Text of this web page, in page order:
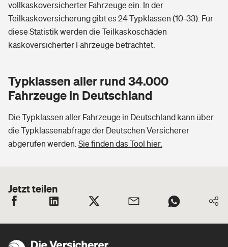
vollkaskoversicherter Fahrzeuge ein. In der
Teilkaskoversicherung gibt es 24 Typklassen (10-33). Für
diese Statistik werden die Teilkaskoschäden
kaskoversicherter Fahrzeuge betrachtet.
Typklassen aller rund 34.000
Fahrzeuge in Deutschland
Die Typklassen aller Fahrzeuge in Deutschland kann über
die Typklassenabfrage der Deutschen Versicherer
abgerufen werden. Sie finden das Tool hier.
Jetzt teilen